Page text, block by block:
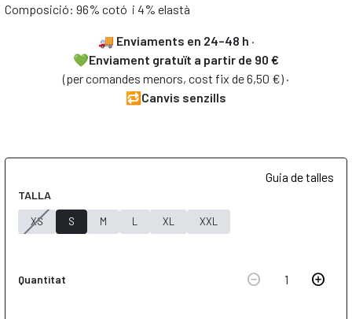
Composició: 96% cotó i 4% elastà
🚚 Enviaments en 24–48 h ·
💚Enviament gratuït a partir de 90 €
(per comandes menors, cost fix de 6,50 €) ·
🔁Canvis senzills
Guia de talles
TALLA
XS S M L XL XXL
Quantitat remove_circle 1 add_circle